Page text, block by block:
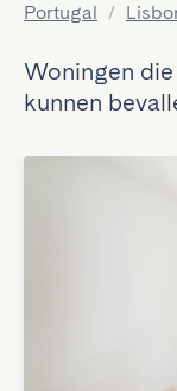
Portugal /
Woningen
kunnen